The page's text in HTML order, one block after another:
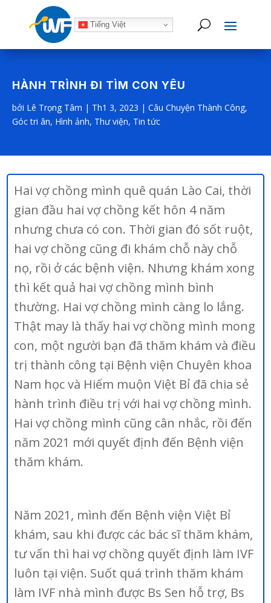
Tiếng Việt
HÀNH TRÌNH ĐI TÌM CON YÊU
bởi Lê Trọng Tâm | Th1 3, 2023 | Câu Chuyện Thành Công,
Góc tri ân, Hình ảnh, Thư viện, Tin tức
Hai vợ chồng mình quê quán Lào Cai, thời
gian đầu hai vợ chồng kết hôn 4 năm
nhưng chưa có con. Thời gian đó sốt ruột,
hai vợ chồng cũng đi khám chỗ này chỗ
nọ, rồi ở các bệnh viện. Nhưng khám xong
thì kết quả hai vợ chồng mình bình
thường. Hai vợ chồng mình càng lo lắng.
Thật may là thấy hai vợ chồng mình mong
con, một người bạn đã thăm khám và điều
trị thành công tại Bệnh viện Chuyên khoa
Nam học và Hiếm muộn Việt Bỉ đã chia sẻ
hành trình điều trị với hai vợ chồng mình.
Hai vợ chồng mình cũng cân nhắc, rồi đến
năm 2021 mới quyết định đến Bệnh viện
thăm khám.
Năm 2021, mình đến Bệnh viện Việt Bỉ
khám, sau khi được các bác sĩ thăm khám,
tư vấn thì hai vợ chồng quyết định làm IVF
luôn tại viện. Suốt quá trình thăm khám
làm IVF nhà mình được Bs Sen hỗ trợ, Bs